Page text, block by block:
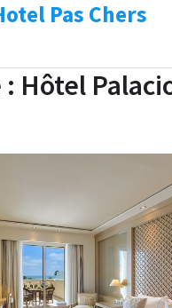
Pas Chers
Hôtel